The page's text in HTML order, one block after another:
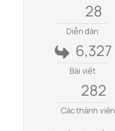
28
Diễn đàn
6,327
Bài viết
282
Các thành viên